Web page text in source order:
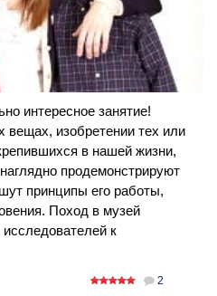
интересное занятие!
вещах, изобретении тех или
в нашей жизни,
продемонстрируют
принципы его работы,
Поход в музей
к
2